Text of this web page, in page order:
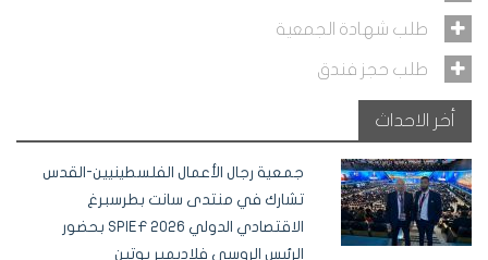
طلب شهادة الجمعية
طلب حجز فندق
أخر الاحداث
جمعية رجال الأعمال الفلسطينيين-القدس
تشارك في منتدى سانت بطرسبرغ
الاقتصادي الدولي SPIEF 2026 بحضور
الرئيس الروسي فلاديمير بوتين